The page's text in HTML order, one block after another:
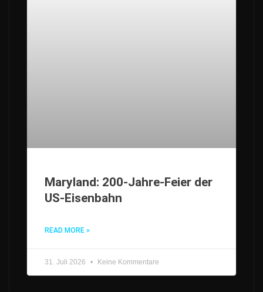
Maryland: 200-Jahre-Feier der
US-Eisenbahn
READ MORE »
31. Juli 2026 Keine Kommentare